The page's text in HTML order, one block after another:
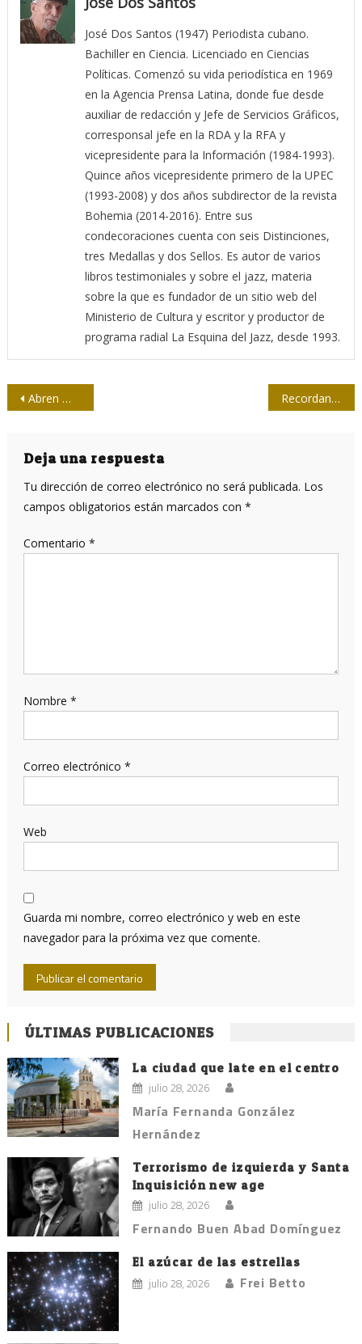
José Dos Santos (1947) Periodista cubano.
Bachiller en Ciencia. Licenciado en Ciencias
Políticas. Comenzó su vida periodística en 1969
en la Agencia Prensa Latina, donde fue desde
auxiliar de redacción y Jefe de Servicios Gráficos,
corresponsal jefe en la RDA y la RFA y
vicepresidente para la Información (1984-1993).
Quince años vicepresidente primero de la UPEC
(1993-2008) y dos años subdirector de la revista
Bohemia (2014-2016). Entre sus
condecoraciones cuenta con seis Distinciones,
tres Medallas y dos Sellos. Es autor de varios
libros testimoniales y sobre el jazz, materia
sobre la que es fundador de un sitio web del
Ministerio de Cultura y escritor y productor de
programa radial La Esquina del Jazz, desde 1993.
Navegación
entradas
Abren matrícula para curso a distancia Composición y Apreciación Fotográfica Recordando a Carlos
Deja una respuesta
Tu dirección de correo electrónico no será publicada. Los
campos obligatorios están marcados con *
Comentario *
Nombre *
Correo electrónico *
Web
Guarda mi nombre, correo electrónico y web en este
navegador para la próxima vez que comente.
ÚLTIMAS PUBLICACIONES
La ciudad que late en el centro
julio 28, 2026
María Fernanda González
Hernández
Terrorismo de izquierda y Santa
Inquisición new age
julio 28, 2026
Fernando Buen Abad Domínguez
El azúcar de las estrellas
julio 28, 2026 Frei Betto